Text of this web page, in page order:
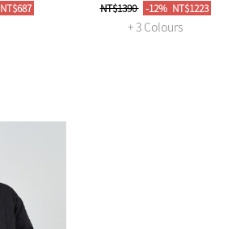
NT$687 NT$1390 -12% NT$1223
+ 3 Colours